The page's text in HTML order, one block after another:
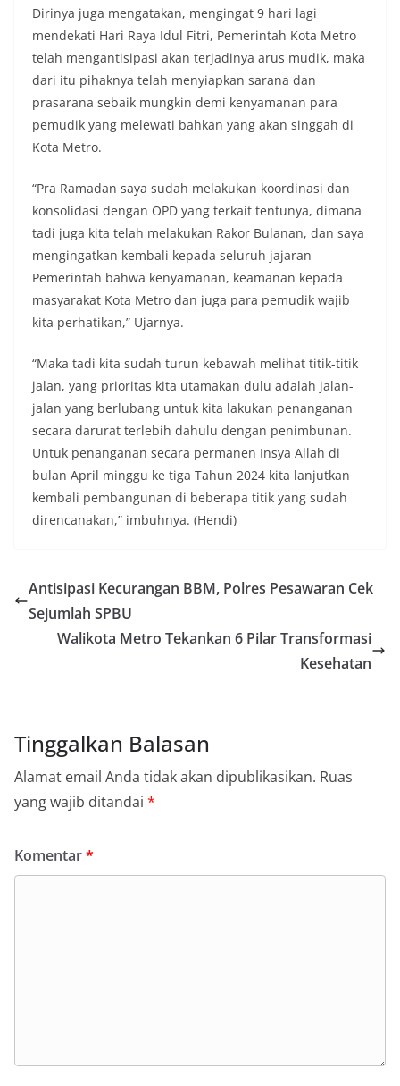
Dirinya juga mengatakan, mengingat 9 hari lagi
mendekati Hari Raya Idul Fitri, Pemerintah Kota Metro
telah mengantisipasi akan terjadinya arus mudik, maka
dari itu pihaknya telah menyiapkan sarana dan
prasarana sebaik mungkin demi kenyamanan para
pemudik yang melewati bahkan yang akan singgah di
Kota Metro.
“Pra Ramadan saya sudah melakukan koordinasi dan
konsolidasi dengan OPD yang terkait tentunya, dimana
tadi juga kita telah melakukan Rakor Bulanan, dan saya
mengingatkan kembali kepada seluruh jajaran
Pemerintah bahwa kenyamanan, keamanan kepada
masyarakat Kota Metro dan juga para pemudik wajib
kita perhatikan,” Ujarnya.
“Maka tadi kita sudah turun kebawah melihat titik-titik
jalan, yang prioritas kita utamakan dulu adalah jalan-
jalan yang berlubang untuk kita lakukan penanganan
secara darurat terlebih dahulu dengan penimbunan.
Untuk penanganan secara permanen Insya Allah di
bulan April minggu ke tiga Tahun 2024 kita lanjutkan
kembali pembangunan di beberapa titik yang sudah
direncanakan,” imbuhnya. (Hendi)
Antisipasi Kecurangan BBM, Polres Pesawaran Cek
Sejumlah SPBU
Walikota Metro Tekankan 6 Pilar Transformasi
Kesehatan
Tinggalkan Balasan
Alamat email Anda tidak akan dipublikasikan. Ruas
yang wajib ditandai *
Komentar*